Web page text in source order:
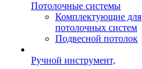
Потолочные системы
Комплектующие для
потолочных систем
Подвесной потолок
Ручной инструмент,